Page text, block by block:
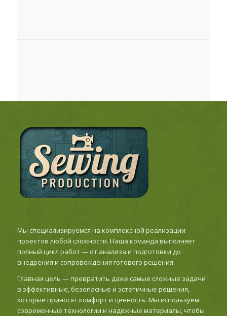
Мы специализируемся на комплексной реализации
проектов любой сложности. Наша команда выполняет
полный цикл работ — от анализа и подготовки до
внедрения и сопровождения готового решения.
Главная цель — превратить даже самые сложные задачи
в эффективные, безопасные и эстетичные решения,
которые приносят комфорт и ценность. Мы используем
современные технологии и надежные материалы, чтобы